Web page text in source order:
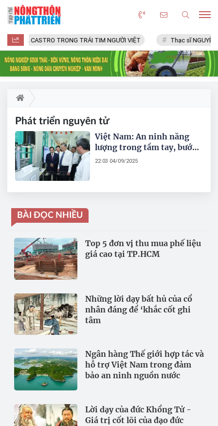
FIDEL CASTRO TRONG TRÁI TIM NGƯỜI VIỆT Thạc sĩ NGUYỄN
Phát triển nguyên tử
Việt Nam: An ninh năng
lượng trong tầm tay, bước
đột phá từ năng lượng
22:03 04/09/2025
BÀI ĐỌC NHIỀU
Top 5 đơn vị thu mua phế liệu
giá cao tại TP.HCM
Những lời dạy bất hủ của cổ
nhân đáng để ‘khắc cốt ghi
tâm
Ngân hàng Thế giới hợp tác và
hỗ trợ Việt Nam trong đảm
bảo an ninh nguồn nước
Lời dạy của đức Khổng Tử -
Giá trị cốt lõi của đạo đức